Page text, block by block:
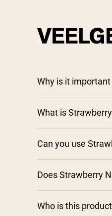
Why is it
What is
Can you use
Does Strawberry
Who is this